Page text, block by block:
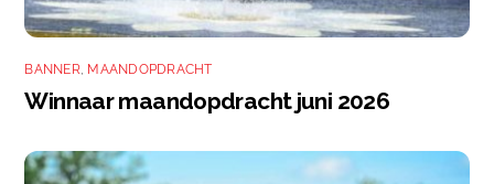
BANNER, MAANDOPDRACHT
Winnaar maandopdracht juni 2026